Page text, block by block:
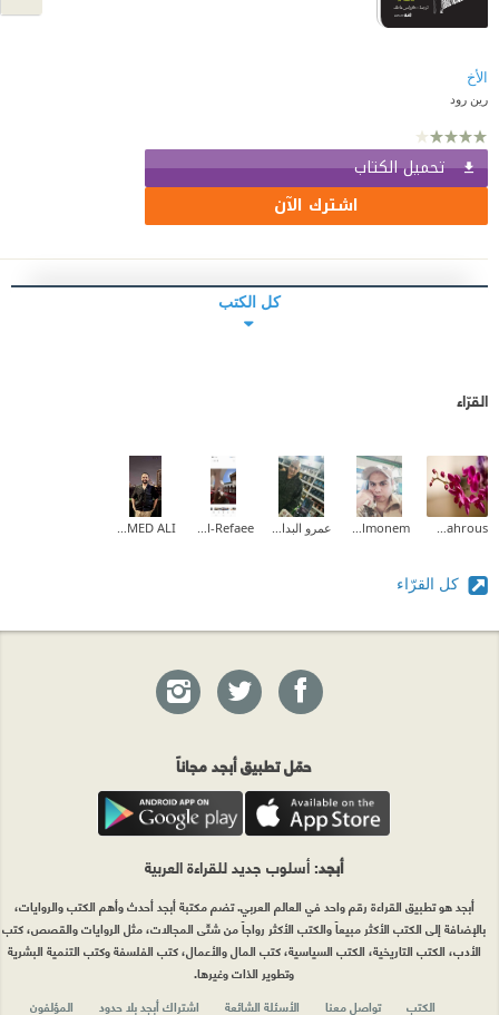
الأخ
رين رود
تحميل الكتاب
اشترك الآن
كل الكتب
القرّاء
Marwa mahrous
Waled Abd Elmonem عمرو البدالي Fatma Al-Refaee
MOHAMED ALI
كل القرّاء
حمّل تطبيق أبجد مجاناً
أبجد: أسلوب جديد للقراءة العربية
أبجد هو تطبيق القراءة رقم واحد في العالم العربي. تضم مكتبة أبجد أحدث وأهم الكتب والروايات،
بالإضافة إلى الكتب الأكثر مبيعاً والكتب الأكثر رواجاً من شتّى المجالات، مثل الروايات والقصص، كتب
الأدب، الكتب التاريخية، الكتب السياسية، كتب المال والأعمال، كتب الفلسفة وكتب التنمية البشرية
وتطوير الذات وغيرها.
الكتب
تواصل معنا الأسئلة الشائعة اشتراك أبجد بلا حدود المؤلفون